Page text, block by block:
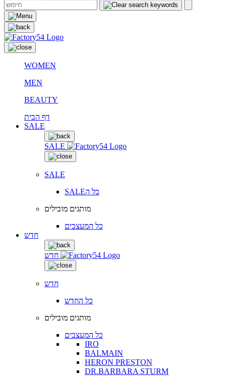
WOMEN
MEN
BEAUTY
דף הבית
SALE
SALE
SALE
SALEכל ה
מותגים מובילים
כל המעצבים
חדש
חדש
חדש
כל החדש
מותגים מובילים
כל המעצבים
IRO
BALMAIN
HERON PRESTON
DR.BARBARA STURM